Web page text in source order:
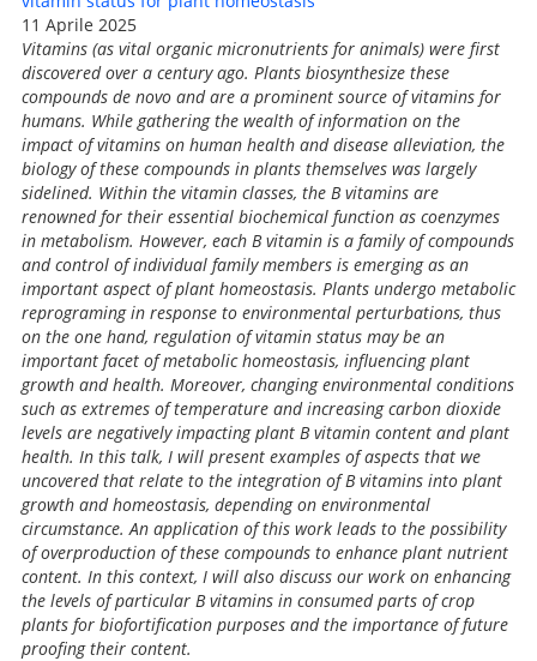
11 Aprile 2025
Vitamins (as vital organic micronutrients for animals) were first
discovered over a century ago. Plants biosynthesize these
compounds de novo and are a prominent source of vitamins for
humans. While gathering the wealth of information on the
impact of vitamins on human health and disease alleviation, the
biology of these compounds in plants themselves was largely
sidelined. Within the vitamin classes, the B vitamins are
renowned for their essential biochemical function as coenzymes
in metabolism. However, each B vitamin is a family of compounds
and control of individual family members is emerging as an
important aspect of plant homeostasis. Plants undergo metabolic
reprograming in response to environmental perturbations, thus
on the one hand, regulation of vitamin status may be an
important facet of metabolic homeostasis, influencing plant
growth and health. Moreover, changing environmental conditions
such as extremes of temperature and increasing carbon dioxide
levels are negatively impacting plant B vitamin content and plant
health. In this talk, I will present examples of aspects that we
uncovered that relate to the integration of B vitamins into plant
growth and homeostasis, depending on environmental
circumstance. An application of this work leads to the possibility
of overproduction of these compounds to enhance plant nutrient
content. In this context, I will also discuss our work on enhancing
the levels of particular B vitamins in consumed parts of crop
plants for biofortification purposes and the importance of future
proofing their content.